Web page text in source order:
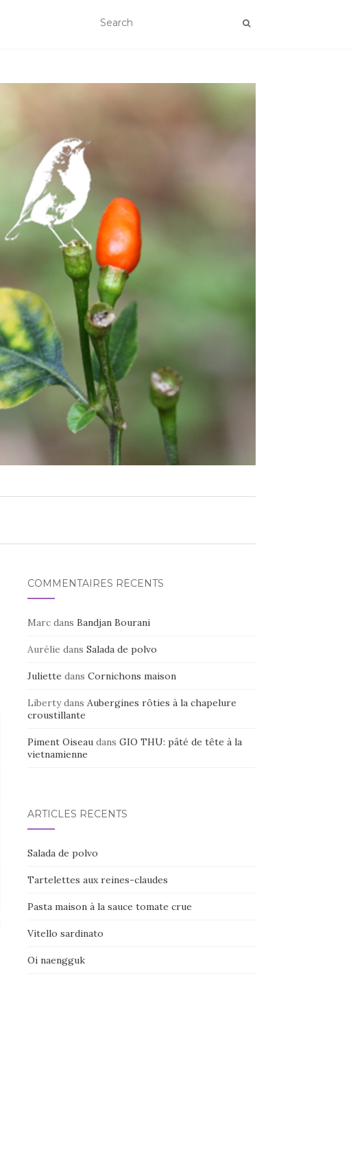
COMMENTAIRES RÉCENTS
Marcdans Bandjan Bourani
Aurélie dans Salada de polvo
Juliette dans Cornichons maison
Libertydans Aubergines rôties à la chapelure
croustillante
Piment Oiseaudans GIO THU: pâté de tête à la
vietnamienne
ARTICLES RÉCENTS
Salada de polvo
Tartelettes aux reines-claudes
Pasta maison à la sauce tomate crue
Vitello sardinato
Oi naengguk